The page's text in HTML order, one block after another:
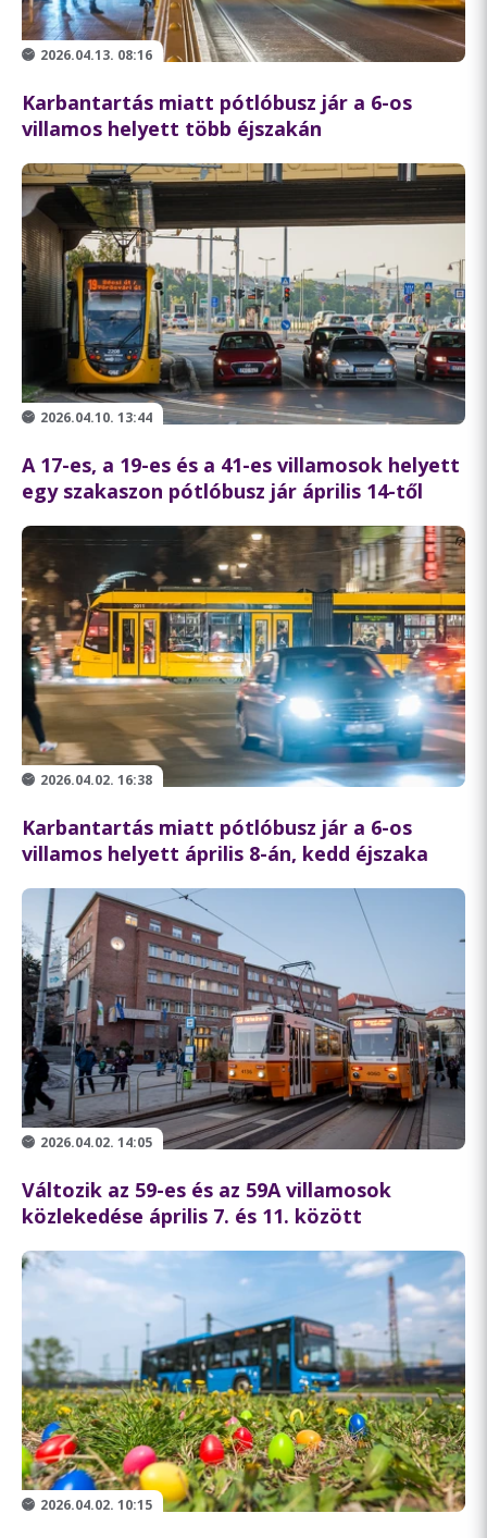
2026.04.13. 08:16
Karbantartás miatt pótlóbusz jár a 6-os
villamos helyett több éjszakán
2026.04.10. 13:44
A 17-es, a 19-es és a 41-es villamosok helyett
egy szakaszon pótlóbusz jár április 14-től
2026.04.02. 16:38
Karbantartás miatt pótlóbusz jár a 6-os
villamos helyett április 8-án, kedd éjszaka
2026.04.02. 14:05
Változik az 59-es és az 59A villamosok
közlekedése április 7. és 11. között
2026.04.02. 10:15